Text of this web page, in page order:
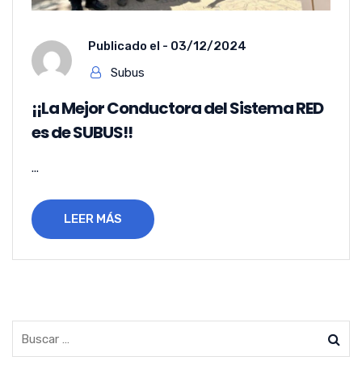
Publicado el - 03/12/2024
Subus
¡¡La Mejor Conductora del Sistema RED
es de SUBUS!!
...
LEER MÁS